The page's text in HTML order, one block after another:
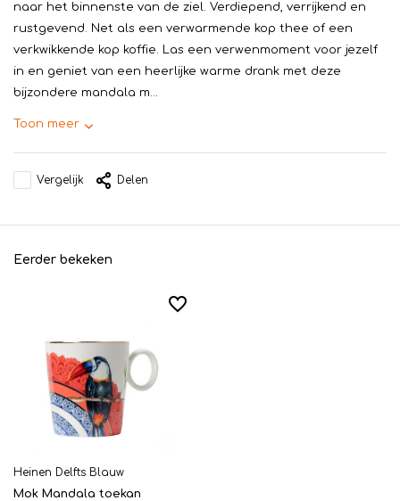
naar het binnenste van de ziel. Verdiepend, verrijkend en
rustgevend. Net als een verwarmende kop thee of een
verkwikkende kop koffie. Las een verwenmoment voor jezelf
in en geniet van een heerlijke warme drank met deze
bijzondere mandala m...
Toon meer
Vergelijk Delen
Eerder bekeken
Heinen Delfts Blauw
Mok Mandala toekan